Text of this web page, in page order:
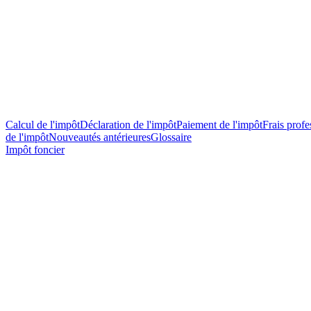
Calcul de l'impôtDéclaration de l'impôtPaiement de l'impôtFrais
de l'impôtNouveautés antérieuresGlossaire
Impôt foncier